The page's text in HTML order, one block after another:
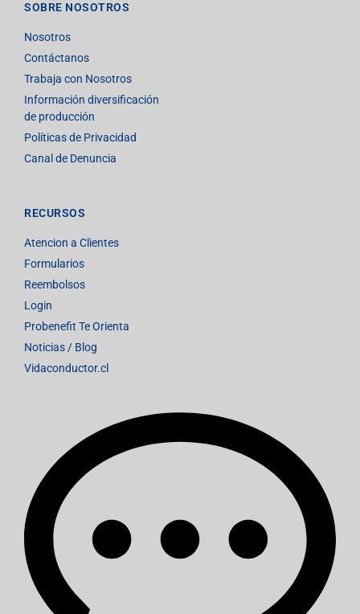
SOBRE NOSOTROS
Nosotros
Contáctanos
Trabaja con Nosotros
Información diversificación
de producción
Políticas de Privacidad
Canal de Denuncia
RECURSOS
Atencion a Clientes
Formularios
Reembolsos
Login
Probenefit Te Orienta
Noticias / Blog
Vidaconductor.cl